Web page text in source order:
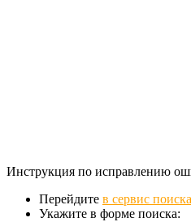
Инструкция по исправлению
Перейдите в сервис
Укажите в форме поиска: